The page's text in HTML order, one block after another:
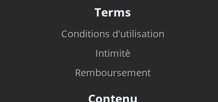
Terms
Conditions d'utilisation
Intimitè
Remboursement
Contenu